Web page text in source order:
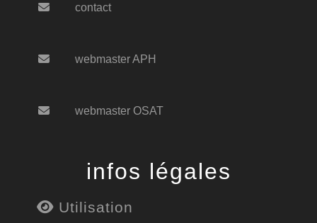
contact
webmaster APH
webmaster OSAT
infos légales
Utilisation